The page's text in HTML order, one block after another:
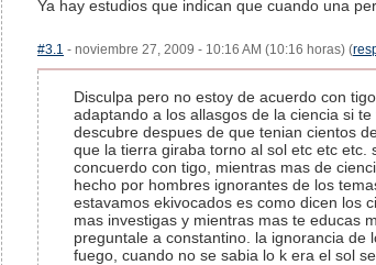
Ya hay estudios que indican que cuando una
#3.1 - noviembre 27, 2009 - 10:16 AM (10:16 horas) (
Disculpa pero no estoy de acuerdo con
adaptando a los allasgos de la ciencia si
descubre despues de que tenian cientos
que la tierra giraba torno al sol etc etc
concuerdo con tigo, mientras mas de
hecho por hombres ignorantes de los
estavamos ekivocados es como dicen los
mas investigas y mientras mas te educas
preguntale a constantino. la ignorancia
fuego, cuando no se sabia lo k era el sol